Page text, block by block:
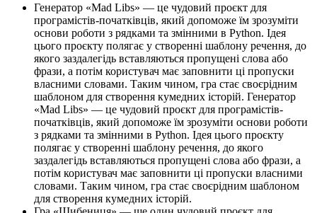
Генератор «Mad Libs» — це чудовий проєкт для
програмістів-початківців, який допоможе їм зрозуміти
основи роботи з рядками та змінними в Python. Ідея
цього проєкту полягає у створенні шаблону речення, до
якого заздалегідь вставляються пропущені слова або
фрази, а потім користувач має заповнити ці пропуски
власними словами. Таким чином, гра стає своєрідним
шаблоном для створення кумедних історій. Генератор
«Mad Libs» — це чудовий проєкт для програмістів-
початківців, який допоможе їм зрозуміти основи роботи
з рядками та змінними в Python. Ідея цього проєкту
полягає у створенні шаблону речення, до якого
заздалегідь вставляються пропущені слова або фрази, а
потім користувач має заповнити ці пропуски власними
словами. Таким чином, гра стає своєрідним шаблоном
для створення кумедних історій.